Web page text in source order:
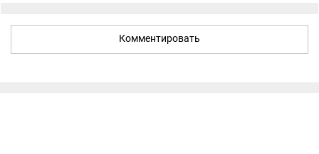
Комментировать